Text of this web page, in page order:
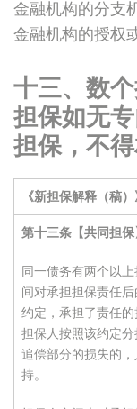
金融机构的分支
金融机构的授权
十三、数
担保如无
担保，不
《新担保解释（稿）
第十三条【共同担保
同一债务有两个以
间对承担担保责任
约定，承担了责任
担保人按照该约定
追偿部分的损失的
持。